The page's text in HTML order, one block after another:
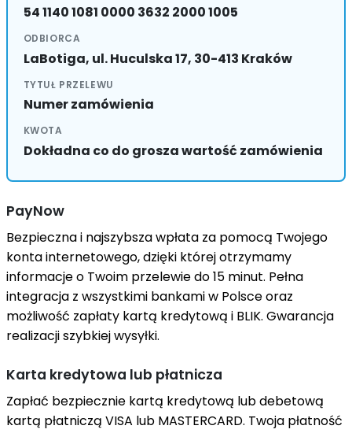
54 1140 1081 0000 3632 2000 1005
ODBIORCA
LaBotiga, ul. Huculska 17, 30-413 Kraków
TYTUŁ PRZELEWU
Numer zamówienia
KWOTA
Dokładna co do grosza wartość zamówienia
PayNow
Bezpieczna i najszybsza wpłata za pomocą Twojego
konta internetowego, dzięki której otrzymamy
informacje o Twoim przelewie do 15 minut. Pełna
integracja z wszystkimi bankami w Polsce oraz
możliwość zapłaty kartą kredytową i BLIK. Gwarancja
realizacji szybkiej wysyłki.
Karta kredytowa lub płatnicza
Zapłać bezpiecznie kartą kredytową lub debetową
kartą płatniczą VISA lub MASTERCARD. Twoja płatność